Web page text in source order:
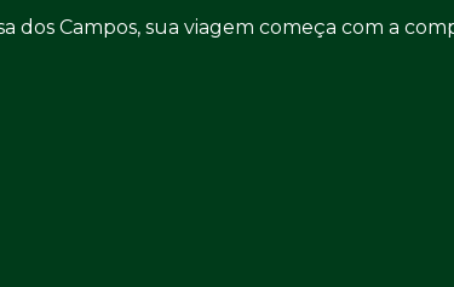
dos Campos, sua viagem começa com a